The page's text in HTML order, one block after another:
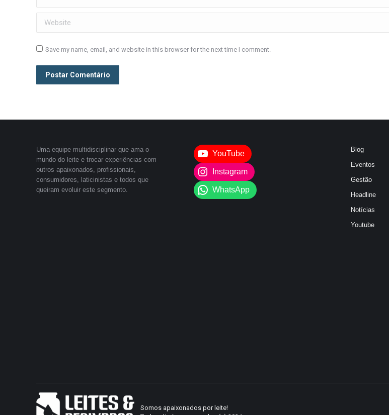
Website
Save my name, email, and website in this browser for the next time I comment.
Postar Comentário
Uma equipe multidisciplinar que ama o
mundo do leite e trocar experiências com
outros apaixonados, profissionais,
consumidores, laticinistas e todos que
queiram evoluir este segmento.
YouTube
Instagram
WhatsApp
Blog
Eventos
Gestão
Headline
Notícias
Youtube
Somos apaixonados por leite!